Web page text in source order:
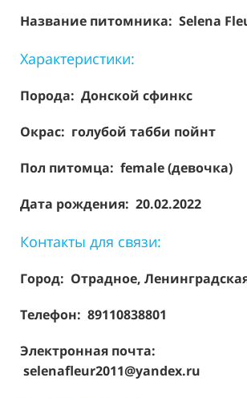
Название питомника: Selena
Характеристики:
Порода: Донской сфинкс
Окрас: голубой табби пойнт
Пол питомца: female (девочка)
Дата рождения: 20.02.2022
Контакты для связи:
Город: Отрадное,
Телефон: 89110838801
Электронная почта:
selenafleur2011@yandex.ru